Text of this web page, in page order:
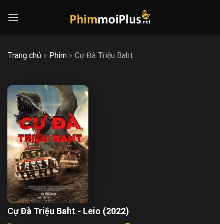
Trang chủ » Phim » Cự Đà Triệu Baht
Cự Đà Triệu Baht - Leio (2022)